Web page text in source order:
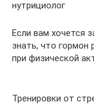
нутрициолог
Если вам хочется
знать, что гормон
при физической
Тренировки от